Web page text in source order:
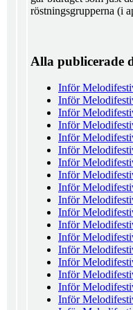
röstningsgrupperna (i
Alla publicerade
Inför
Inför
Inför
Inför
Inför
Inför
Inför
Inför
Inför
Inför
Inför
Inför
Inför
Inför
Inför
Inför
Inför
Inför